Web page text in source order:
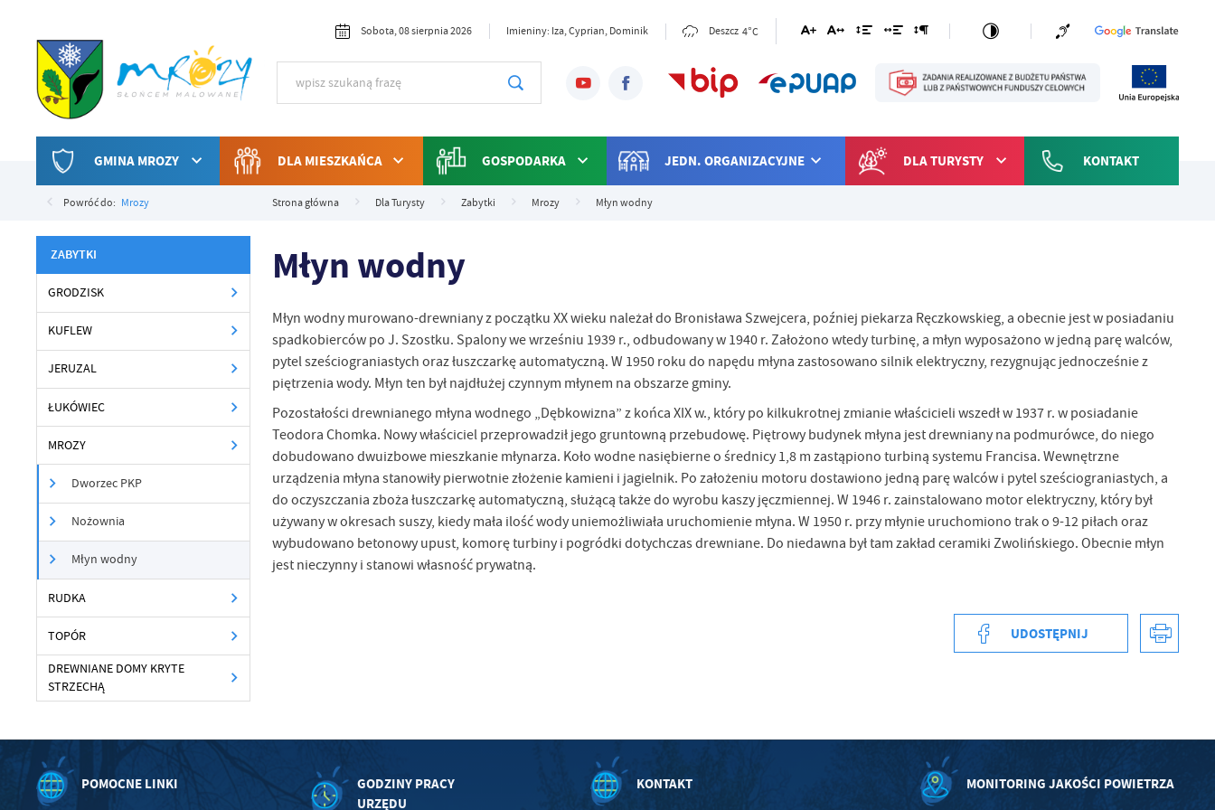
Sobota, 08 sierpnia 2026 Imieniny: Iza, Cyprian, Dominik Deszcz 4°C
GMINA MROZY DLA MIESZKAŃCA GOSPODARKA JEDN. ORGANIZACYJNE DLA TURYSTY KONTAKT
Powróć do: Mrozy Strona główna Dla Turysty Zabytki Mrozy Młyn wodny
ZABYTKI
GRODZISK
KUFLEW
JERUZAL
ŁUKÓWIEC
MROZY
Dworzec PKP
Nożownia
Młyn wodny
RUDKA
TOPÓR
DREWNIANE DOMY KRYTE
STRZECHĄ
Młyn wodny
Młyn wodny murowano-drewniany z początku XX wieku należał do Bronisława Szwejcera, poźniej piekarza Ręczkowskieg, a obecnie jest w posiadaniu
spadkobierców po J. Szostku. Spalony we wrześniu 1939 r., odbudowany w 1940 r. Założono wtedy turbinę, a młyn wyposażono w jedną parę walców,
pytel sześciograniastych oraz łuszczarkę automatyczną. W 1950 roku do napędu młyna zastosowano silnik elektryczny, rezygnując jednocześnie z
piętrzenia wody. Młyn ten był najdłużej czynnym młynem na obszarze gminy.
Pozostałości drewnianego młyna wodnego „Dębkowizna” z końca XIX w., który po kilkukrotnej zmianie właścicieli wszedł w 1937 r. w posiadanie
Teodora Chomka. Nowy właściciel przeprowadził jego gruntowną przebudowę. Piętrowy budynek młyna jest drewniany na podmurówce, do niego
dobudowano dwuizbowe mieszkanie młynarza. Koło wodne nasiębierne o średnicy 1,8 m zastąpiono turbiną systemu Francisa. Wewnętrzne
urządzenia młyna stanowiły pierwotnie złożenie kamieni i jagielnik. Po założeniu motoru dostawiono jedną parę walców i pytel sześciograniastych, a
do oczyszczania zboża łuszczarkę automatyczną, służącą także do wyrobu kaszy jęczmiennej. W 1946 r. zainstalowano motor elektryczny, który był
używany w okresach suszy, kiedy mała ilość wody uniemożliwiała uruchomienie młyna. W 1950 r. przy młynie uruchomiono trak o 9-12 piłach oraz
wybudowano betonowy upust, komorę turbiny i pogródki dotychczas drewniane. Do niedawna był tam zakład ceramiki Zwolińskiego. Obecnie młyn
jest nieczynny i stanowi własność prywatną.
UDOSTĘPNIJ
POMOCNE LINKI
GODZINY PRACY
URZĘDU
KONTAKT MONITORING JAKOŚCI POWIETRZA
Ustawienia
Twoich ustawień preferencji prywatności, logowania czy wypełniania formularzy. Dzięki plikom
cookies strona, z której korzystasz, może działać bez zakłóceń.
Funkcjonalne i personalizacyjne